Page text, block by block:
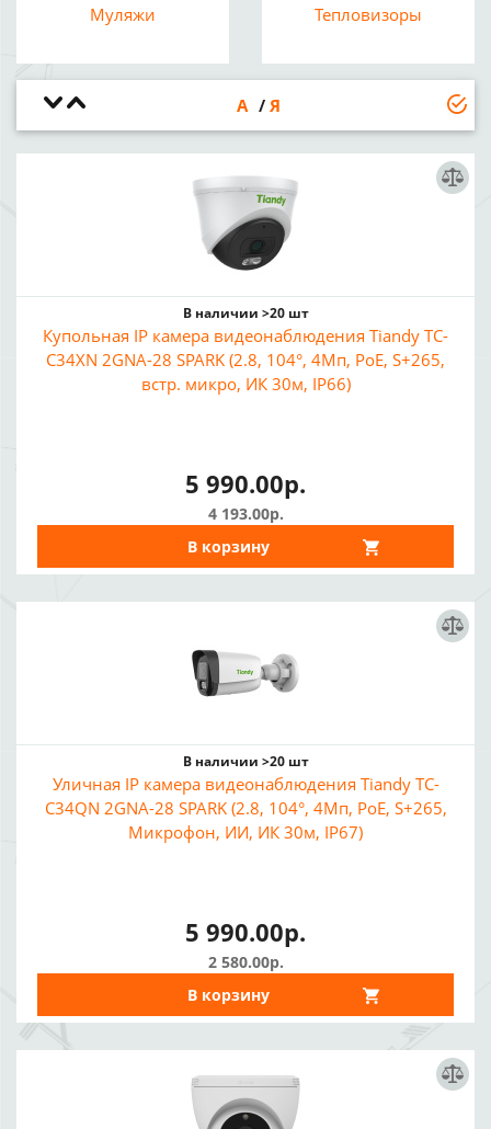
Муляжи Тепловизоры
А Я
В наличии >20 шт
Купольная IP камера видеонаблюдения Tiandy TC-
C34XN 2GNA-28 SPARK (2.8, 104°, 4Мп, PoE, S+265,
встр. микро, ИК 30м, IP66)
5 990.00р.
4 193.00р.
В корзину
В наличии >20 шт
Уличная IP камера видеонаблюдения Tiandy TC-
C34QN 2GNA-28 SPARK (2.8, 104°, 4Мп, PoE, S+265,
Микрофон, ИИ, ИК 30м, IP67)
5 990.00р.
2 580.00р.
В корзину